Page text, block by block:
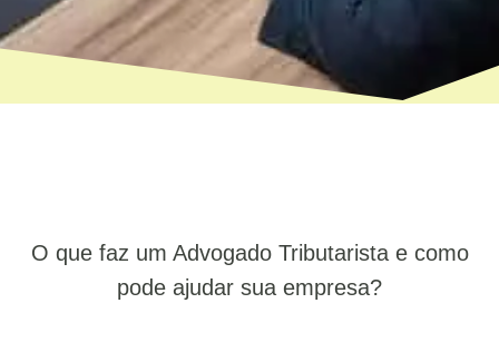
O que faz um Advogado Tributarista e como
pode ajudar sua empresa?